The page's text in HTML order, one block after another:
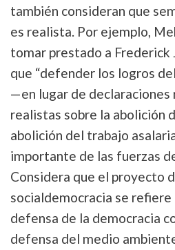
también consideran que
es realista. Por ejemplo,
tomar prestado a Frederick
que “defender los logros
—en lugar de declaraciones
realistas sobre la abolición
abolición del trabajo
importante de las fuerzas
Considera que el proyecto
socialdemocracia se refiere
defensa de la democracia
defensa del medio